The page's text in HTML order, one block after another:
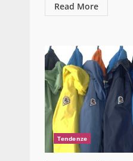
Read More
Tendenze